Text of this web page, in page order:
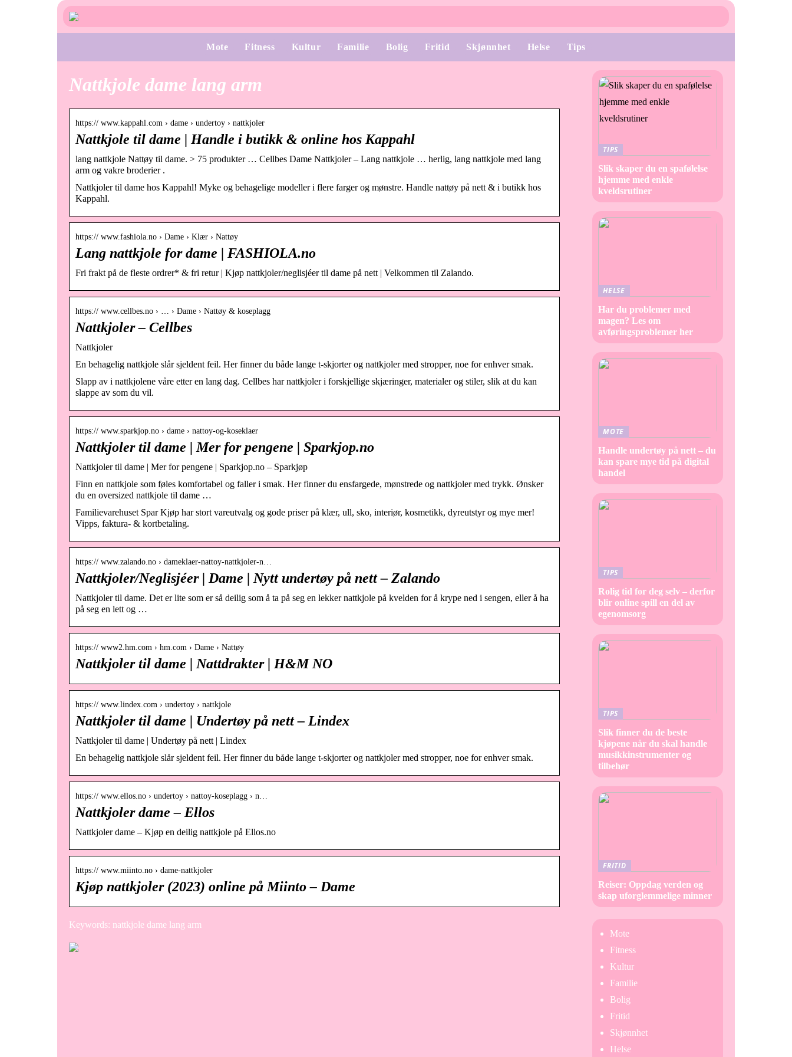
Mote Fitness Kultur Familie Bolig Fritid Skjønnhet Helse Tips
Nattkjole dame lang arm
https:// www.kappahl.com › dame › undertoy › nattkjoler
Nattkjole til dame | Handle i butikk & online hos Kappahl
lang nattkjole Nattøy til dame. > 75 produkter … Cellbes Dame Nattkjoler – Lang nattkjole … herlig, lang nattkjole med lang
arm og vakre broderier .
Nattkjoler til dame hos Kappahl! Myke og behagelige modeller i flere farger og mønstre. Handle nattøy på nett & i butikk hos
Kappahl.
https:// www.fashiola.no › Dame › Klær › Nattøy
Lang nattkjole for dame | FASHIOLA.no
Fri frakt på de fleste ordrer* & fri retur | Kjøp nattkjoler/neglisjéer til dame på nett | Velkommen til Zalando.
https:// www.cellbes.no › … › Dame › Nattøy & koseplagg
Nattkjoler – Cellbes
Nattkjoler
En behagelig nattkjole slår sjeldent feil. Her finner du både lange t-skjorter og nattkjoler med stropper, noe for enhver smak.
Slapp av i nattkjolene våre etter en lang dag. Cellbes har nattkjoler i forskjellige skjæringer, materialer og stiler, slik at du kan
slappe av som du vil.
https:// www.sparkjop.no › dame › nattoy-og-koseklaer
Nattkjoler til dame | Mer for pengene | Sparkjop.no
Nattkjoler til dame | Mer for pengene | Sparkjop.no – Sparkjøp
Finn en nattkjole som føles komfortabel og faller i smak. Her finner du ensfargede, mønstrede og nattkjoler med trykk. Ønsker
du en oversized nattkjole til dame …
Familievarehuset Spar Kjøp har stort vareutvalg og gode priser på klær, ull, sko, interiør, kosmetikk, dyreutstyr og mye mer!
Vipps, faktura- & kortbetaling.
https:// www.zalando.no › dameklaer-nattoy-nattkjoler-n…
Nattkjoler/Neglisjéer | Dame | Nytt undertøy på nett – Zalando
Nattkjoler til dame. Det er lite som er så deilig som å ta på seg en lekker nattkjole på kvelden for å krype ned i sengen, eller å ha
på seg en lett og …
https:// www2.hm.com › hm.com › Dame › Nattøy
Nattkjoler til dame | Nattdrakter | H&M NO
https:// www.lindex.com › undertoy › nattkjole
Nattkjoler til dame | Undertøy på nett – Lindex
Nattkjoler til dame | Undertøy på nett | Lindex
En behagelig nattkjole slår sjeldent feil. Her finner du både lange t-skjorter og nattkjoler med stropper, noe for enhver smak.
https:// www.ellos.no › undertoy › nattoy-koseplagg › n…
Nattkjoler dame – Ellos
Nattkjoler dame – Kjøp en deilig nattkjole på Ellos.no
https:// www.miinto.no › dame-nattkjoler
Kjøp nattkjoler (2023) online på Miinto – Dame
Keywords: nattkjole dame lang arm
TIPS
Slik skaper du en spafølelse
hjemme med enkle
kveldsrutiner
HELSE
Har du problemer med
magen? Les om
avføringsproblemer her
MOTE
Handle undertøy på nett – du
kan spare mye tid på digital
handel
TIPS
Rolig tid for deg selv – derfor
blir online spill en del av
egenomsorg
TIPS
Slik finner du de beste
kjøpene når du skal handle
musikkinstrumenter og
tilbehør
FRITID
Reiser: Oppdag verden og
skap uforglemmelige minner
Mote
Fitness
Kultur
Familie
Bolig
Fritid
Skjønnhet
Helse